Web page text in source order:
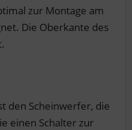
zur Montage am
Die Oberkante des
den Scheinwerfer, die
einen Schalter zur